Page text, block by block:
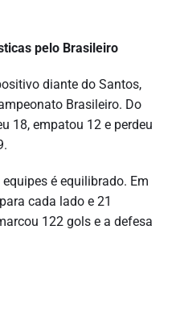
pelo Brasileiro
diante do Santos,
Brasileiro. Do
18, empatou 12 e perdeu
é equilibrado. Em
cada lado e 21
122 gols e a defesa